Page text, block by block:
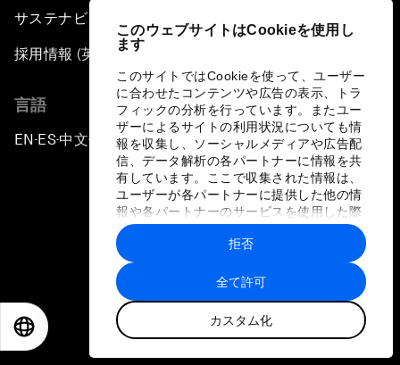
このウェブサイトはCookieを使用し
ます
このサイトではCookieを使って、ユーザー
に合わせたコンテンツや広告の表示、トラ
フィックの分析を行っています。またユー
ザーによるサイトの利用状況についても情
報を収集し、ソーシャルメディアや広告配
信、データ解析の各パートナーに情報を共
有しています。ここで収集された情報は、
ユーザーが各パートナーに提供した他の情
報や各パートナーのサービスを使用した際
に収集された情報と組み合わされ、各パー
トナーによって使用されることがありま
す。
全て許可
カスタム化
拒否
サステナビリティへの取り組み
採用情報 (英語のみ)
言語
EN ▪ES▪中文▪ 日本語
プライバシーポリシーと利用規約
サイトマップ
©
世界経済フォーラム